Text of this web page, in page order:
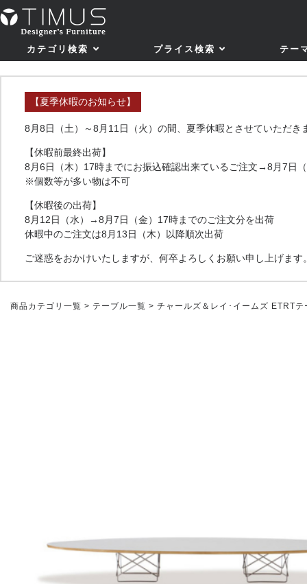
カテゴリ検索 プライス検索 テー
【夏季休暇のお知らせ】
8月8日（土）～8月11日（火）の間、夏季休暇とさせていただき
【休暇前最終出荷】
8月6日（木）17時までにお振込確認出来ているご注文→8月7日
※個数等が多い物は不可
【休暇後の出荷】
8月12日（水）→8月7日（金）17時までのご注文分を出荷
休暇中のご注文は8月13日（木）以降順次出荷
ご迷惑をおかけいたしますが、何卒よろしくお願い申し上げます
商品カテゴリ一覧 > テーブル一覧 > チャールズ＆レイ･イームズ ETRTテ